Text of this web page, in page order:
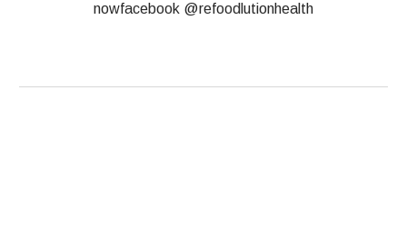
nowfacebook @refoodlutionhealth